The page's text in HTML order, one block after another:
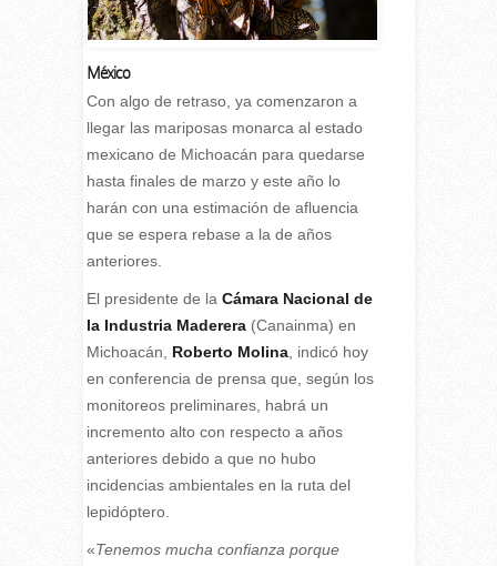
México
Con algo de retraso, ya comenzaron a
llegar las mariposas monarca al estado
mexicano de Michoacán para quedarse
hasta finales de marzo y este año lo
harán con una estimación de afluencia
que se espera rebase a la de años
anteriores.
El presidente de la Cámara Nacional de
la Industria Maderera(Canainma) en
Michoacán, Roberto Molina, indicó hoy
en conferencia de prensa que, según los
monitoreos preliminares, habrá un
incremento alto con respecto a años
anteriores debido a que no hubo
incidencias ambientales en la ruta del
lepidóptero.
«Tenemos mucha confianza porque